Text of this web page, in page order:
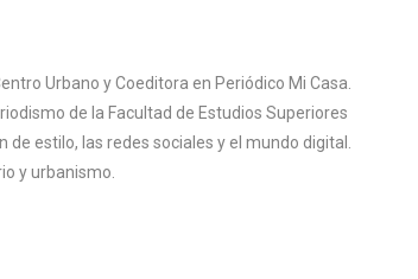
Urbano y Coeditora en Periódico Mi Casa.
de la Facultad de Estudios Superiores
estilo, las redes sociales y el mundo digital.
y urbanismo.